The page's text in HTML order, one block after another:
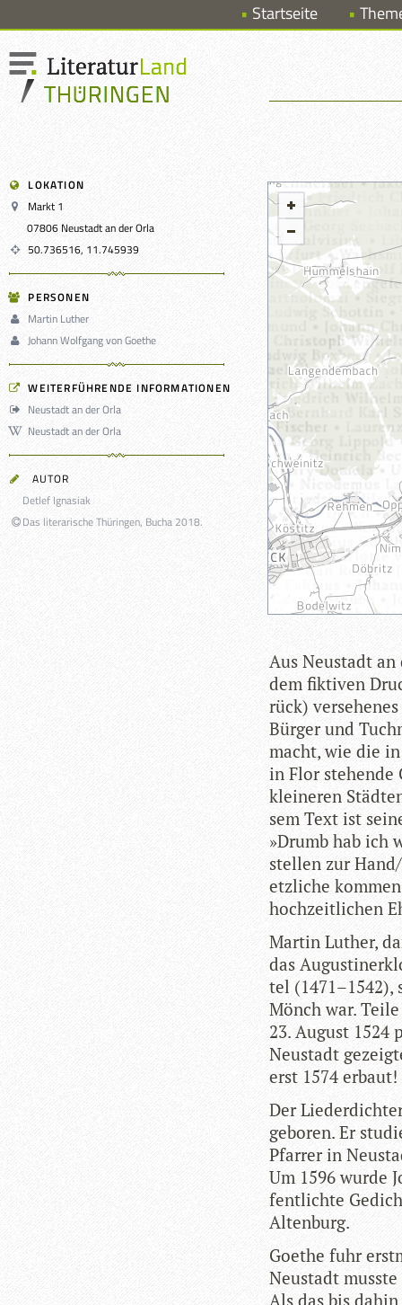
Startseite
LOKATION
Markt 1
07806 Neustadt an der Orla
50.736516, 11.745939
PERSONEN
Martin Luther
Johann Wolfgang von Goethe
WEITERFÜHRENDE INFORMATIONEN
Neustadt an der Orla
Neustadt an der Orla
AUTOR
Detlef Ignasiak
Das literarische Thüringen, Bucha 2018.
Aus Neu­stadt
dem fik­ti­ven
rück)
Bür­ger und
macht, wie die
in Flor ste­hende
klei­ne­ren
sem Text ist
»Drumb hab ich
stel­len zur
etz­li­che
hoch­zeit­li­chen
Mar­tin Luther,
das
tel (1471–1542),
Mönch war.
23. August 1524
Neu­stadt
erst 1574 erbaut!
Der
gebo­ren. Er
Pfar­rer in
Um 1596 wurde
fent­lichte
Altenburg.
Goe­the fuhr
Neu­stadt
Als das bis